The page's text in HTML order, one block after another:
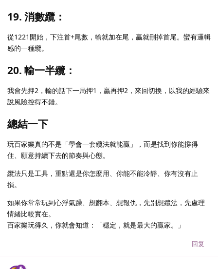
19. 消數纜：
從1221開始，下注首+尾數，輸就加在尾，贏就刪掉首尾。蠻有邏輯
感的一種纜。
20. 輸一半纜：
我會先押2，輸的話下一局押1，贏再押2，來回切換，以我的經驗來
說風險控得不錯。
總結一下
玩百家樂真的不是「學會一套纜法就能贏」，而是找到你能撐得
住、願意持續下去的節奏與心態。
纜法只是工具，重點還是你怎麼用、你能不能冷靜、你有沒有止
損。
如果你常常玩到心浮氣躁、想翻本、想報仇，先別想纜法，先處理
情緒比較實在。
百家樂玩得久，你就會知道：「穩定，就是最大的贏家。」
回复